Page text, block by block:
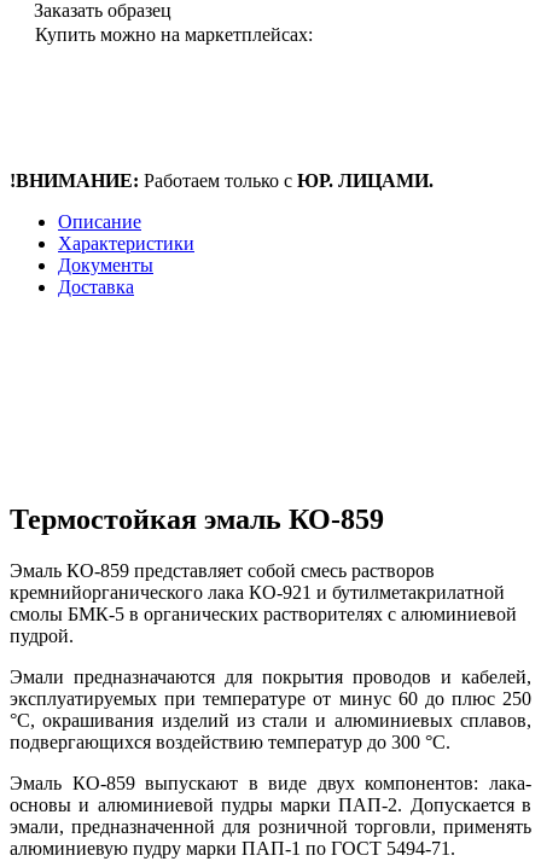
Заказать образец
Купить можно на маркетплейсах:
!ВНИМАНИЕ: Работаем только с ЮР. ЛИЦАМИ.
Описание
Характеристики
Документы
Доставка
Термостойкая эмаль КО-859
Эмаль КО-859 представляет собой смесь растворов
кремнийорганического лака КО-921 и бутилметакрилатной
смолы БМК-5 в органических растворителях с алюминиевой
пудрой.
Эмали предназначаются для покрытия проводов и кабелей,
эксплуатируемых при температуре от минус 60 до плюс 250
°С, окрашивания изделий из стали и алюминиевых сплавов,
подвергающихся воздействию температур до 300 °С.
Эмаль КО-859 выпускают в виде двух компонентов: лака-
основы и алюминиевой пудры марки ПАП-2. Допускается в
эмали, предназначенной для розничной торговли, применять
алюминиевую пудру марки ПАП-1 по ГОСТ 5494-71.